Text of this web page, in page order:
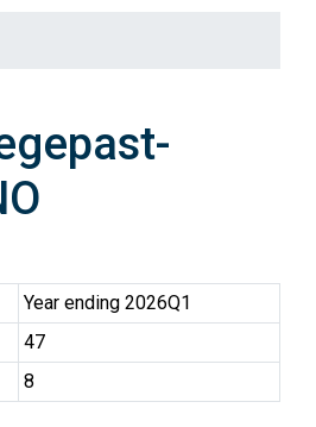
Year ending 2026Q1
47
8